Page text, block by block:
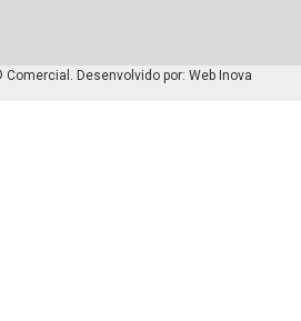
Desenvolvido por: Web Inova